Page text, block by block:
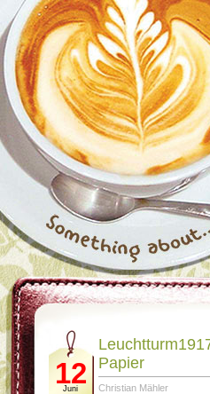
12
Juni
Papier
Christian Mähler